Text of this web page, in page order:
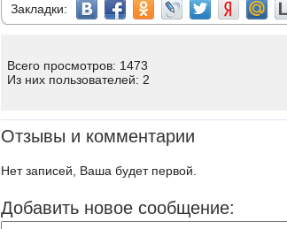
Закладки:
Всего просмотров: 1473
Из них пользователей: 2
Отзывы и комментарии
Нет записей, Ваша будет первой.
Добавить новое сообщение: